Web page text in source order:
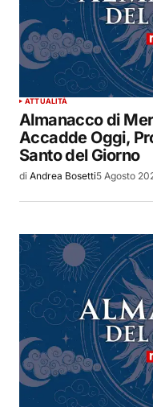
ATTUALITÀ
Almanacco di
Accadde Oggi,
Santo del Giorno
di Andrea Bosetti5 Agosto